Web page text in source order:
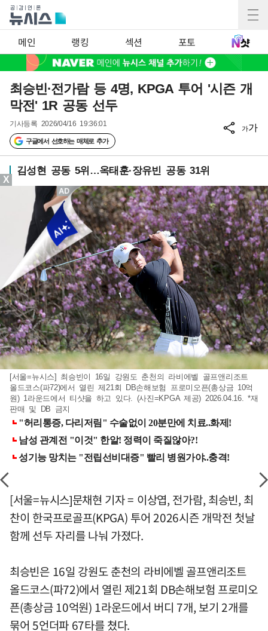
메인 랭킹 섹션 포토
최승빈·전가람 등 4명, KPGA 투어 '시즌 개
막전' 1R 공동 선두
기사등록 2026/04/16 19:36:01
구글에서 선호하는 매체로 추가
가가
김성현 공동 5위…옥태훈·장유빈 공동 31위
[서울=뉴시스] 최승빈이 16일 강원도 춘천의 라비에벨 골프앤리조트
올드코스(파72)에서 열린 제21회 DB손해보험 프로미오픈(총상금 10억
원) 1라운드에서 티샷을 하고 있다. (사진=KPGA 제공) 2026.04.16. *재
판매 및 DB 금지
[서울=뉴시스]문채현 기자 = 이상엽, 전가람, 최승빈, 최
찬이 한국프로골프(KPGA) 투어 2026시즌 개막전 첫날
함께 선두 자리를 나눠 가졌다.
최승빈은 16일 강원도 춘천의 라비에벨 골프앤리조트
올드코스(파72)에서 열린 제21회 DB손해보험 프로미오
픈(총상금 10억원) 1라운드에서 버디 7개, 보기 2개를
묶어 5언더파 67타를 쳤다.
X